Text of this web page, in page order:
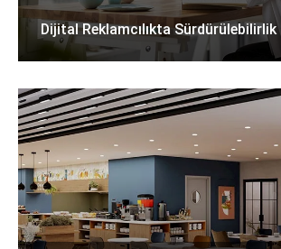
Dijital Reklamcılıkta Sürdürülebilirlik